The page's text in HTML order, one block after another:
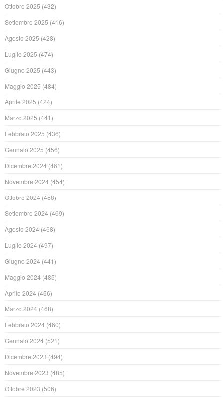
Ottobre 2025 (432)
Settembre 2025 (416)
Agosto 2025 (428)
Luglio 2025 (474)
Giugno 2025 (443)
Maggio 2025 (484)
Aprile 2025 (424)
Marzo 2025 (441)
Febbraio 2025 (436)
Gennaio 2025 (456)
Dicembre 2024 (461)
Novembre 2024 (454)
Ottobre 2024 (458)
Settembre 2024 (469)
Agosto 2024 (468)
Luglio 2024 (497)
Giugno 2024 (441)
Maggio 2024 (485)
Aprile 2024 (456)
Marzo 2024 (468)
Febbraio 2024 (460)
Gennaio 2024 (521)
Dicembre 2023 (494)
Novembre 2023 (485)
Ottobre 2023 (506)